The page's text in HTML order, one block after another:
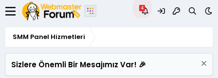
SMM Panel Hizmetleri
Sizlere Önemli Bir Mesajımız Var! 🎉